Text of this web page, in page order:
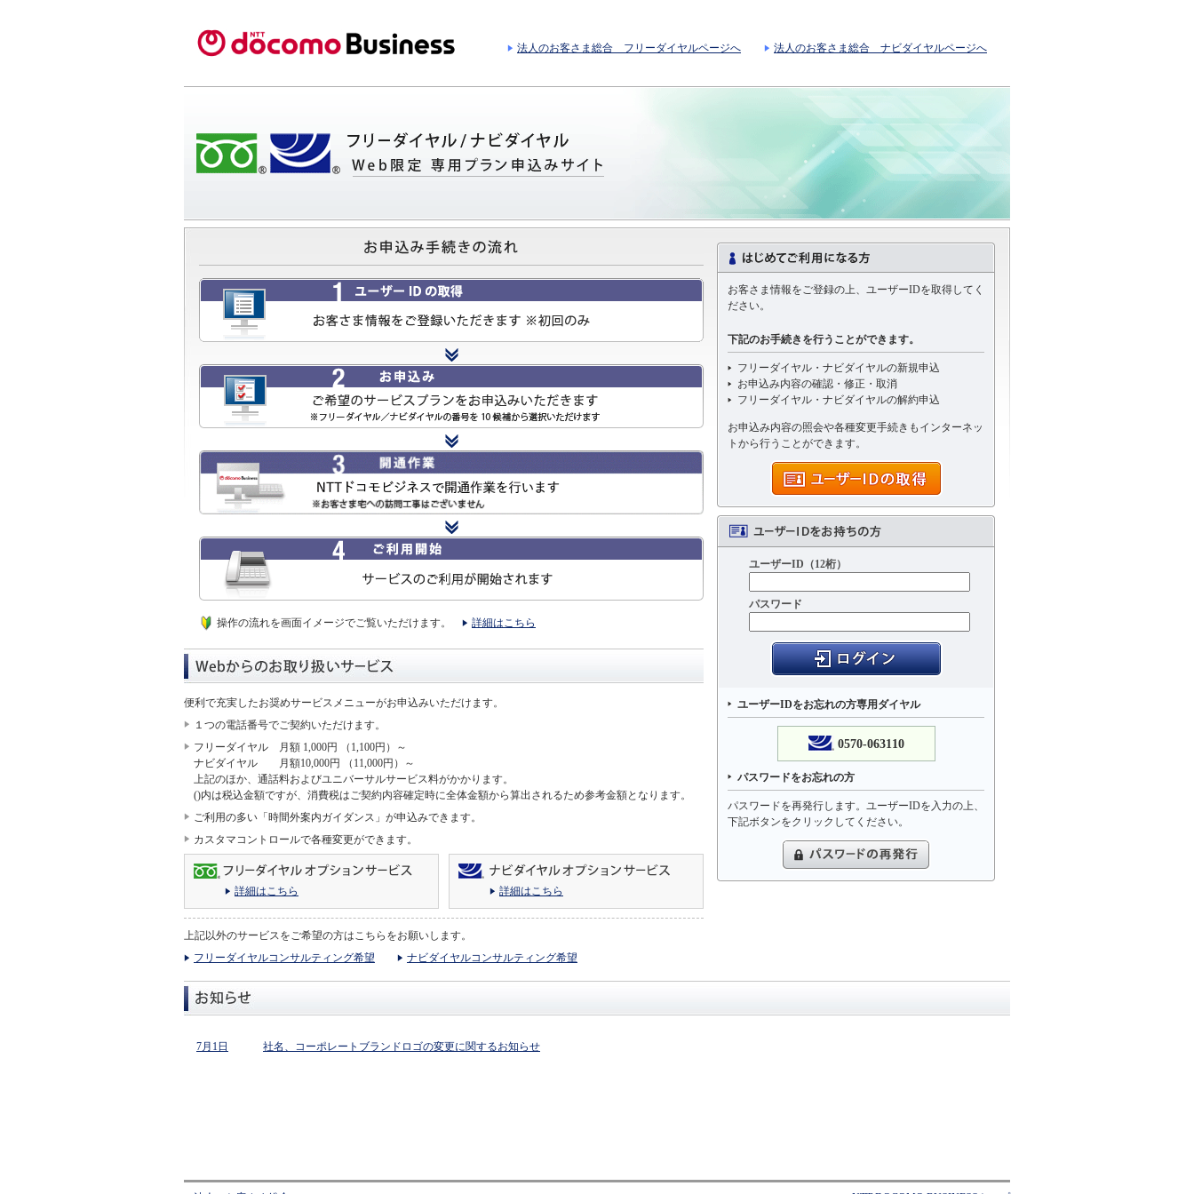
法人のお客さま総合 フリーダイヤルページへ 法人のお客さま総合 ナビダイヤルページへ
操作の流れを画面イメージでご覧いただけます。 詳細はこちら
便利で充実したお奨めサービスメニューがお申込みいただけます。
１つの電話番号でご契約いただけます。
フリーダイヤル 月額 1,000円 （1,100円）～
ナビダイヤル 月額10,000円 （11,000円）～
上記のほか、通話料およびユニバーサルサービス料がかかります。
()内は税込金額ですが、消費税はご契約内容確定時に全体金額から算出されるため参考金額となります。
ご利用の多い「時間外案内ガイダンス」が申込みできます。
カスタマコントロールで各種変更ができます。
詳細はこちら 詳細はこちら
上記以外のサービスをご希望の方はこちらをお願いします。
フリーダイヤルコンサルティング希望
ナビダイヤルコンサルティング希望
お客さま情報をご登録の上、ユーザーIDを取得してく
ださい。
下記のお手続きを行うことができます。
フリーダイヤル・ナビダイヤルの新規申込
お申込み内容の確認・修正・取消
フリーダイヤル・ナビダイヤルの解約申込
お申込み内容の照会や各種変更手続きもインターネッ
トから行うことができます。
ユーザーID（12桁）
パスワード
ユーザーIDをお忘れの方専用ダイヤル
0570-063110
パスワードをお忘れの方
パスワードを再発行します。ユーザーIDを入力の上、
下記ボタンをクリックしてください。
7月1日 社名、コーポレートブランドロゴの変更に関するお知らせ